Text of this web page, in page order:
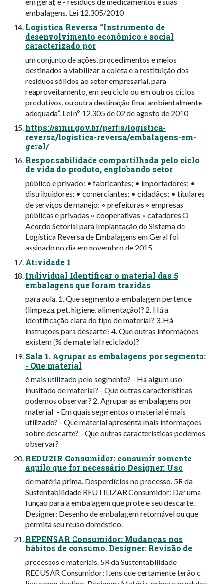
embalagens. Lei 12.305/2010
Logística Reversa “Instrumento de
desenvolvimento econômico e social
caracterizado por
um conjunto de ações, procedimentos e meios
destinados a viabilizar a coleta e a restituição dos
resíduos sólidos ao setor empresarial, para
reaproveitamento, em seu ciclo ou em outros ciclos
produtivos, ou outra destinação final ambientalmente
adequada”. Lei nº 12.305 de 02 de agosto de 2010
https://sinir.gov.br/perﬁs/logistica-
reversa/logistica-reversa/embalagens-em-
geral/
Responsabilidade compartilhada pelo ciclo
de vida do produto, englobando setor
público e privado: • fabricantes; • importadores; •
distribuidores; • comerciantes; • cidadãos; • titulares
de serviços de manejo: ◦ prefeituras ◦ empresas
públicas e privadas ◦ cooperativas ◦ catadores O
Acordo Setorial para Implantação do Sistema de
Logística Reversa de Embalagens em Geral foi
assinado no dia em novembro de 2015.
Atividade 1
Individual Identificar o material das 5
embalagens que foram trazidas
para aula. 1. Que segmento a embalagem pertence
(limpeza, pet, higiene, alimentação)? 2. Há a
identificação clara do tipo de material? 3. Há
instruções para descarte? 4. Que outras informações
existem (% de material reciclado)?
Sala 1. Agrupar as embalagens por segmento:
- Que material
é mais utilizado pelo segmento? - Há algum uso
inusitado de material? - Que outras características
podemos observar? 2. Agrupar as embalagens por
material: - Em quais segmentos o material é mais
utilizado? - Que material apresenta mais informações
sobre descarte? - Que outras características podemos
observar?
REDUZIR Consumidor: consumir somente
aquilo que for necessário Designer: Uso
de matéria prima. Desperdícios no processo. 5R da
Sustentabilidade REUTILIZAR Consumidor: Dar uma
função para a embalagem que protele seu descarte.
Designer: Desenho de embalagem retornável ou que
permita seu reuso doméstico.
REPENSAR Consumidor: Mudanças nos
hábitos de consumo. Designer: Revisão de
processos e materiais. 5R da Sustentabilidade
RECUSAR Consumidor: Itens que certamente terão o